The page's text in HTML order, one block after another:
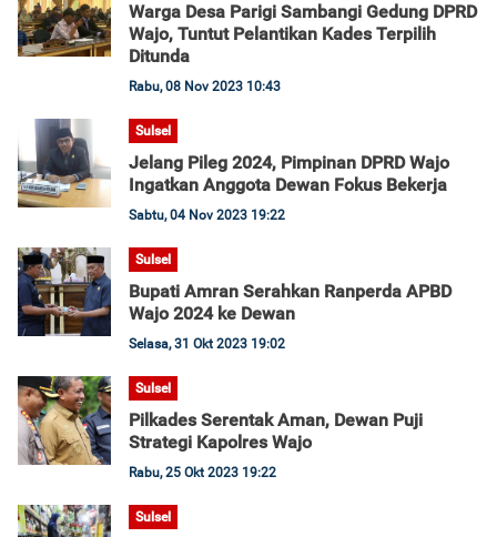
Warga Desa Parigi Sambangi Gedung DPRD
Wajo, Tuntut Pelantikan Kades Terpilih
Ditunda
Rabu, 08 Nov 2023 10:43
Sulsel
Jelang Pileg 2024, Pimpinan DPRD Wajo
Ingatkan Anggota Dewan Fokus Bekerja
Sabtu, 04 Nov 2023 19:22
Sulsel
Bupati Amran Serahkan Ranperda APBD
Wajo 2024 ke Dewan
Selasa, 31 Okt 2023 19:02
Sulsel
Pilkades Serentak Aman, Dewan Puji
Strategi Kapolres Wajo
Rabu, 25 Okt 2023 19:22
Sulsel